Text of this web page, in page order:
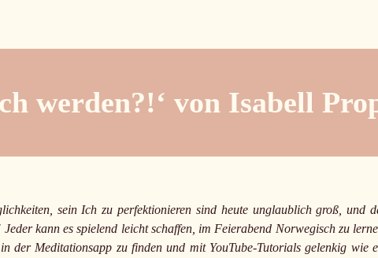
werden?!‘ von Isabell
sein Ich zu perfektionieren sind heute unglaublich groß, und
kann es spielend leicht schaffen, im Feierabend Norwegisch zu
der Meditationsapp zu finden und mit YouTube-Tutorials gelenkig wie